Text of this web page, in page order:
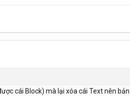
cái Block) mà lại xóa cái Text nên